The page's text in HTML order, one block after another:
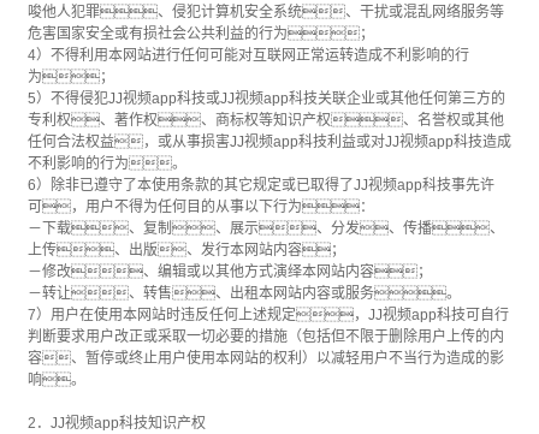
唆他人犯罪、侵犯计算机安全系统、干扰或混乱网络服务等
危害国家安全或有损社会公共利益的行为；
4）不得利用本网站进行任何可能对互联网正常运转造成不利影响的行
为；
5）不得侵犯JJ视频app科技或JJ视频app科技关联企业或其他任何第三方的
专利权、著作权、商标权等知识产权、名誉权或其他
任何合法权益，或从事损害JJ视频app科技利益或对JJ视频app科技造成
不利影响的行为。
6）除非已遵守了本使用条款的其它规定或已取得了JJ视频app科技事先许
可，用户不得为任何目的从事以下行为：
－下载、复制、展示、分发、传播、
上传、出版、发行本网站内容；
－修改、编辑或以其他方式演绎本网站内容；
－转让、转售、出租本网站内容或服务。
7）用户在使用本网站时违反任何上述规定，JJ视频app科技可自行
判断要求用户改正或采取一切必要的措施（包括但不限于删除用户上传的内
容、暂停或终止用户使用本网站的权利）以减轻用户不当行为造成的影
响。
2．JJ视频app科技知识产权